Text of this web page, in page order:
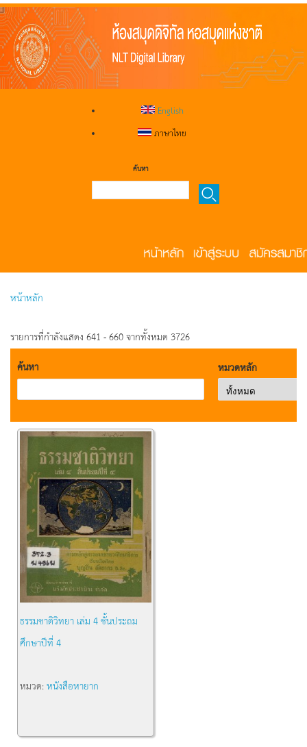
English
ภาษาไทย
ค้นหา
หน้าหลัก
รายการที่กำลังแสดง 641 - 660 จากทั้งหมด 3726
ค้นหา
หมวดหลัก
ธรรมชาติวิทยา เล่ม 4 ชั้นประถม
ศึกษาปีที่ 4
หมวด:หนังสือหายาก